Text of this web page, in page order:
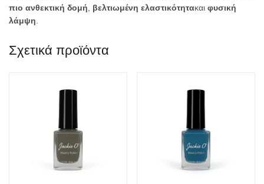
πιο ανθεκτική δομή
βελτιωμένη ελαστικότητακαι φυσική
λάμψη
Σχετικά προϊόντα